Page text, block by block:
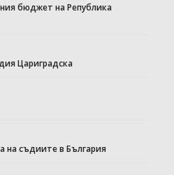
бюджет на Република
Цариградска
на съдиите в България